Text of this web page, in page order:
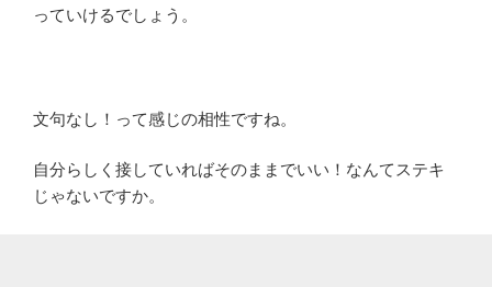
っていけるでしょう。
文句なし！って感じの相性ですね。
自分らしく接していればそのままでいい！なんてステキ
じゃないですか。